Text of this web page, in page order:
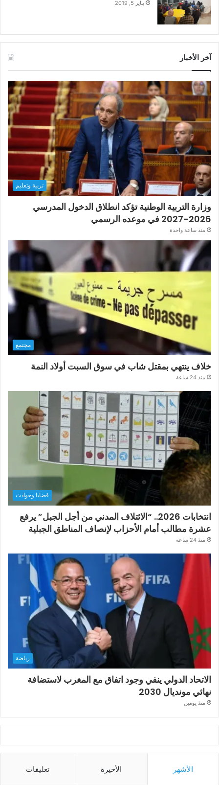
يناير 5, 2019
آخر الأخبار
تربية وتعليم
وزارة التربية الوطنية تؤكد انطلاق الدخول المدرسي
2026-2027 في موعده الرسمي
منذ ساعة واحدة
مجتمع
خلاف ينتهي بمقتل شاب في سوق السبت أولاد النمة
منذ 24 ساعة
قضايا وحوادث
انتخابات 2026.. “الائتلاف المدني من أجل الجبل” يرفع
عشرة مطالب أمام الأحزاب لإنصاف المناطق الجبلية
منذ 24 ساعة
رياضة
الاتحاد الدولي ينفي وجود اتفاق مع المغرب لاستضافة
نهائي مونديال 2030
منذ يومين
الأشهر الأخيرة تعليقات